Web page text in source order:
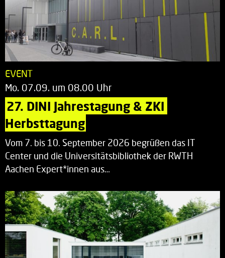
EVENT
Mo. 07.09. um 08.00 Uhr
27. DINI Jahrestagung & ZKI
Herbsttagung
Vom 7. bis 10. September 2026 begrüßen das IT
Center und die Universitätsbibliothek der RWTH
Aachen Expert*innen aus…